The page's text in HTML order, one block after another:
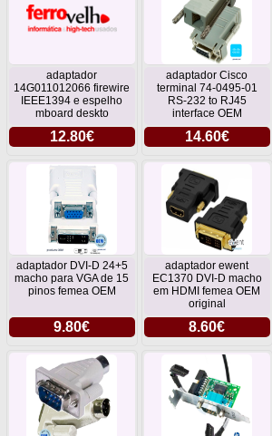
adaptador
14G011012066 firewire
IEEE1394 e espelho
mboard deskto
12.80€
adaptador Cisco
terminal 74-0495-01
RS-232 to RJ45
interface OEM
14.60€
adaptador DVI-D 24+5
macho para VGA de 15
pinos femea OEM
9.80€
adaptador ewent
EC1370 DVI-D macho
em HDMI femea OEM
original
8.60€